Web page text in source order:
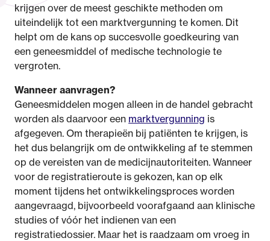
krijgen over de meest geschikte methoden om
uiteindelijk tot een marktvergunning te komen. Dit
helpt om de kans op succesvolle goedkeuring van
een geneesmiddel of medische technologie te
vergroten.
Wanneer aanvragen?
Geneesmiddelen mogen alleen in de handel gebracht
worden als daarvoor een marktvergunning is
afgegeven. Om therapieën bij patiënten te krijgen, is
het dus belangrijk om de ontwikkeling af te stemmen
op de vereisten van de medicijnautoriteiten. Wanneer
voor de registratieroute is gekozen, kan op elk
moment tijdens het ontwikkelingsproces worden
aangevraagd, bijvoorbeeld voorafgaand aan klinische
studies of vóór het indienen van een
registratiedossier. Maar het is raadzaam om vroeg in